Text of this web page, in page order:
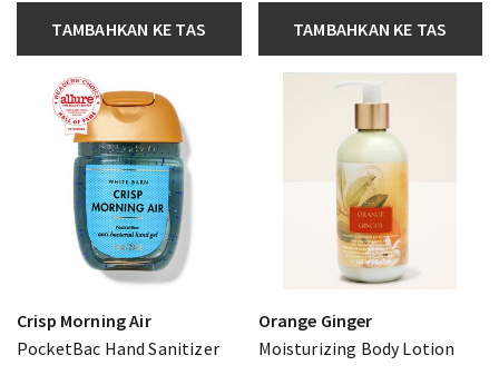
TAMBAHKAN KE TAS TAMBAHKAN KE TAS
Crisp Morning Air
PocketBac Hand Sanitizer
Orange Ginger
Moisturizing Body Lotion